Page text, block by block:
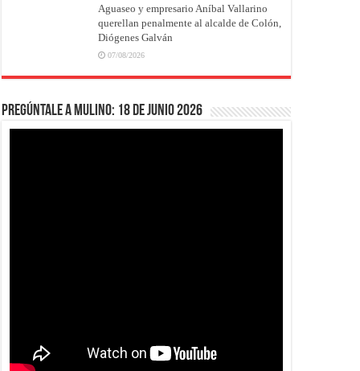
Aguaseo y empresario Aníbal Vallarino
querellan penalmente al alcalde de Colón,
Diógenes Galván
07/08/2026
Pregúntale a Mulino: 18 de junio 2026